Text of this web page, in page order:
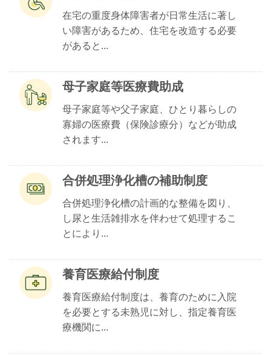
在宅の重度身体障害者が日常生活に著し
い障害があるため、住宅を改造する必要
があると...
母子家庭等医療費助成
母子家庭等や父子家庭、ひとり暮らしの
寡婦の医療費（保険診療分）などが助成
されます...
合併処理浄化槽の補助制度
合併処理浄化槽の計画的な整備を図り、
し尿と生活雑排水を伴わせて処理するこ
とにより...
養育医療給付制度
養育医療給付制度は、養育のために入院
を必要とする未熟児に対し、指定養育医
療機関に...